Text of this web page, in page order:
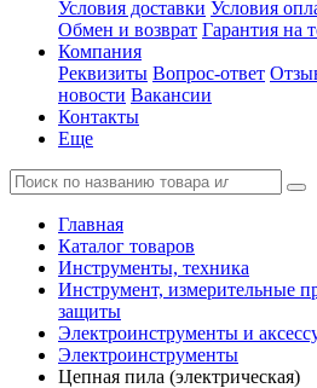
Условия доставки Условия
Обмен и возврат Гарантия на
Компания
Реквизиты Вопрос-ответ
новости Вакансии
Контакты
Еще
Главная
Каталог товаров
Инструменты, техника
Инструмент, измерительные
защиты
Электроинструменты и
Электроинструменты
Цепная пила (электрическая)